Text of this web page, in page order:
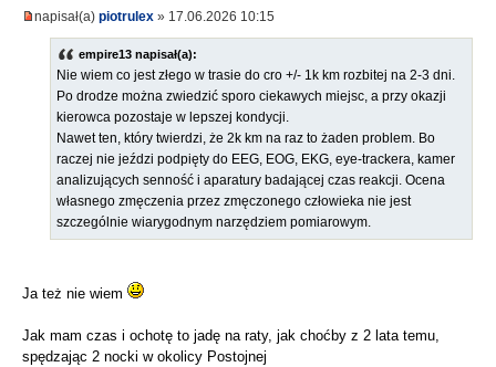
napisał(a) piotrulex » 17.06.2026 10:15
empire13 napisał(a):
Nie wiem co jest złego w trasie do cro +/- 1k km rozbitej na 2-3 dni.
Po drodze można zwiedzić sporo ciekawych miejsc, a przy okazji
kierowca pozostaje w lepszej kondycji.
Nawet ten, który twierdzi, że 2k km na raz to żaden problem. Bo
raczej nie jeździ podpięty do EEG, EOG, EKG, eye-trackera, kamer
analizujących senność i aparatury badającej czas reakcji. Ocena
własnego zmęczenia przez zmęczonego człowieka nie jest
szczególnie wiarygodnym narzędziem pomiarowym.
Ja też nie wiem
Jak mam czas i ochotę to jadę na raty, jak choćby z 2 lata temu,
spędzając 2 nocki w okolicy Postojnej